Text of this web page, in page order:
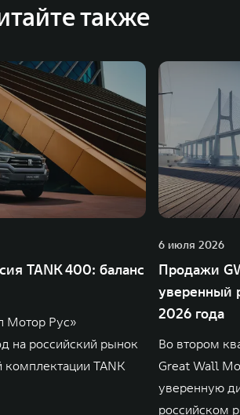
также
TANK 400: баланс
Мотор Рус»
на российский рынок
комплектации TANK
6 июля 2026
Продажи
уверенный
2026 года
Во втором
Great Wall
уверенную
российском